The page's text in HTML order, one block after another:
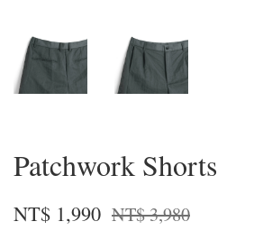
Patchwork Shorts
NT$ 1,990 NT$ 3,980